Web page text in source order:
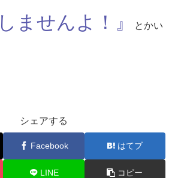
ませんよ！』
とかい
シェアする
Facebook はてブ
LINE コピー